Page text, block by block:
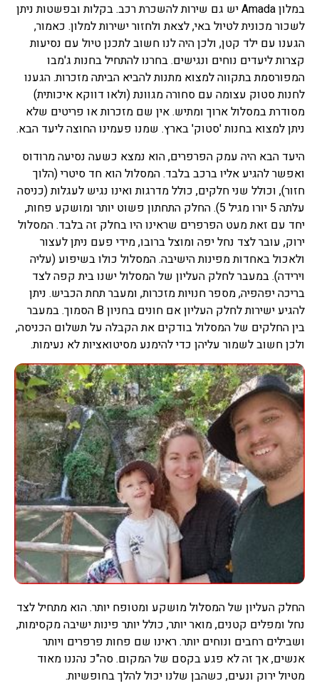
במלון Amada יש גם שירות להשכרת רכב. בקלות ובפשטות ניתן
לשכור מכונית לטיול באי, לצאת ולחזור ישירות למלון. כאמור,
הגענו עם ילד קטן, ולכן היה לנו חשוב לתכנן טיול עם נסיעות
קצרות ליעדים נוחים ונגישים. בחרנו להתחיל בחנות ג'מבו
המפורסמת בתקווה למצוא מתנות להביא הביתה מזכרות. הגענו
לחנות סטוק עצומה עם סחורה מגוונת (ולאו דווקא איכותית)
מסודרת במסלול ארוך ומתיש. אין שם מזכרות או פריטים שלא
ניתן למצוא בחנות 'סטוק' בארץ. שמנו פעמינו החוצה ליעד הבא.
היעד הבא היה עמק הפרפרים, הוא נמצא כשעה נסיעה מרודוס
ואפשר להגיע אליו ברכב בלבד. המסלול הוא חד סיטרי (הלוך
חזור), וכולל שני חלקים, כולל מדרגות ואינו נגיש לעגלות (כניסה
עלתה 5 יורו מגיל 5). החלק התחתון פשוט יותר ומושקע פחות,
יחד עם זאת מעט הפרפרים שראינו היו בחלק זה בלבד. המסלול
ירוק, עובר לצד נחל יפה ומוצל ברובו, מידי פעם ניתן לעצור
ולאכול באחדות מפינות הישיבה. המסלול כולו בשיפוע (עליה
וירידה). במעבר לחלק העליון של המסלול ישנו בית קפה לצד
בריכה יפהפיה, מספר חנויות מזכרות, ומעבר תחת הכביש. ניתן
להגיע ישירות לחלק העליון אם חונים בחניון B הסמוך. במעבר
בין החלקים של המסלול בודקים את הקבלה על תשלום הכניסה,
ולכן חשוב לשמור עליהן כדי להימנע מסיטואציות לא נעימות.
החלק העליון של המסלול מושקע ומטופח יותר. הוא מתחיל לצד
נחל ומפלים קטנים, מואר יותר, כולל יותר פינות ישיבה מקסימות,
ושבילים רחבים ונוחים יותר. ראינו שם פחות פרפרים ויותר
אנשים, אך זה לא פגע בקסם של המקום. סה"כ נהננו מאוד
מטיול ירוק ונעים, כשהבן שלנו יכול להלך בחופשיות.